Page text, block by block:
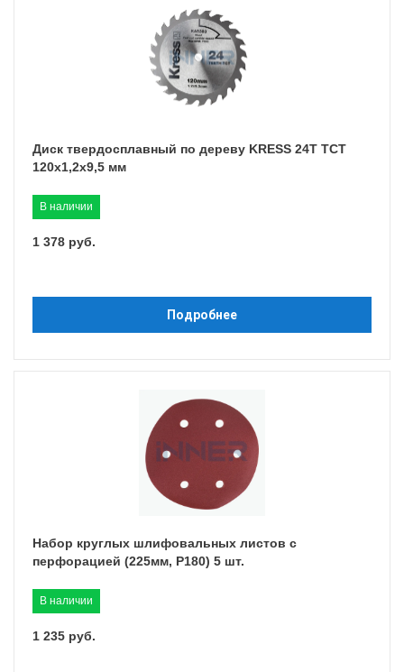
Диск твердосплавный по дереву KRESS 24T TCT
120х1,2х9,5 мм
В наличии
1 378 руб.
Подробнее
Набор круглых шлифовальных листов с
перфорацией (225мм, P180) 5 шт.
В наличии
1 235 руб.